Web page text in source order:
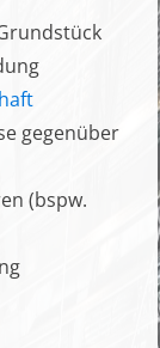
gegenüber
(bspw.